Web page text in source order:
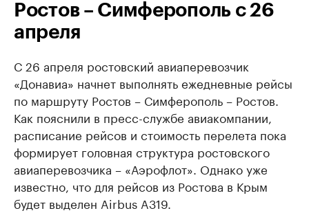
Ростов – Симферополь с 26
апреля
С 26 апреля ростовский авиаперевозчик
«Донавиа» начнет выполнять ежедневные рейсы
по маршруту Ростов – Симферополь – Ростов.
Как пояснили в пресс-службе авиакомпании,
расписание рейсов и стоимость перелета пока
формирует головная структура ростовского
авиаперевозчика – «Аэрофлот». Однако уже
известно, что для рейсов из Ростова в Крым
будет выделен Airbus A319.